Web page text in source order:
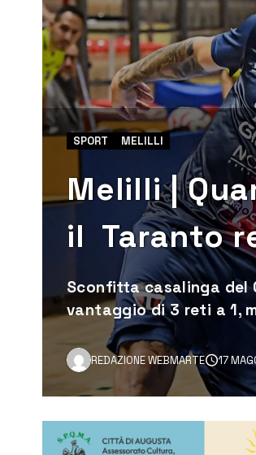
SPORT MELILLI
Melilli |
il Taranto
Sconfitta casalinga del
vantaggio di 3 reti a 1,
REDAZIONE WEBMARTE 17